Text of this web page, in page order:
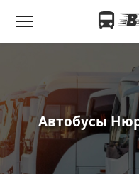
Автобусы